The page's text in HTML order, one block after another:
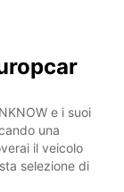
e i suoi
una
il veicolo
selezione di